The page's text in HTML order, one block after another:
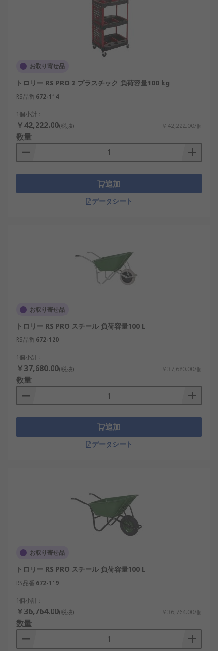
お取り寄せ品
トロリー RS PRO 3 プラスチック 負荷容量100 kg
RS品番 672-114
1個小計：
￥42,222.00(税抜) ￥42,222.00/個
数量
追加
データシート
お取り寄せ品
トロリー RS PRO スチール 負荷容量100 L
RS品番 672-120
1個小計：
￥37,680.00(税抜) ￥37,680.00/個
数量
追加
データシート
お取り寄せ品
トロリー RS PRO スチール 負荷容量100 L
RS品番 672-119
1個小計：
￥36,764.00(税抜) ￥36,764.00/個
数量